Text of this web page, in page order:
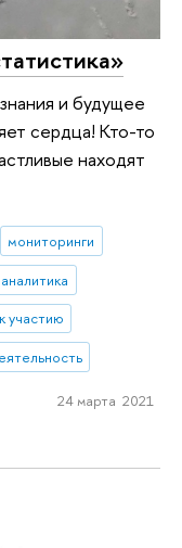
и будущее
сердца! Кто-то
находят
мониторинги
участию
24 марта 2021